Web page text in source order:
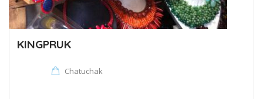
KINGPRUK
Chatuchak